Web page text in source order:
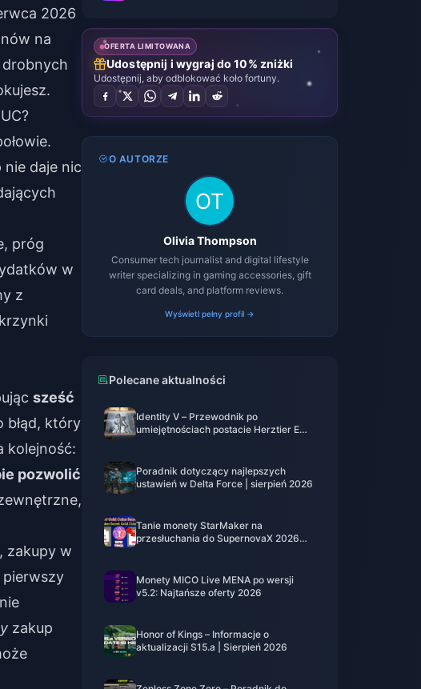
2026
na
daje nic
próg
w
z
sześć
błąd, który
kolejność:
pozwolić
zakupy w
zakup
OFERTA LIMITOWANA
Udostępnij i wygraj do 10% zniżki
Udostępnij, aby odblokować koło fortuny.
O AUTORZE
Olivia Thompson
Consumer tech journalist and digital lifestyle
writer specializing in gaming accessories, gift
card deals, and platform reviews.
Wyświetl pełny profil →
Polecane aktualności
Identity V – Przewodnik po
umiejętnościach postacie Herztier Emil
Poradnik dotyczący najlepszych
ustawień w Delta Force | sierpień 2026
Tanie monety StarMaker na
przesłuchania do SupernovaX 2026
Monety MICO Live MENA po wersji
v5.2: Najtańsze oferty 2026
Honor of Kings – Informacje o
aktualizacji S15.a | Sierpień 2026